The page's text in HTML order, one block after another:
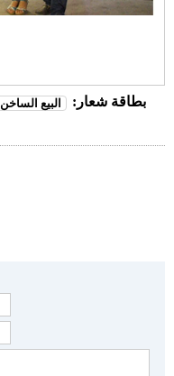
بطاقة شعار: البيع الساخن